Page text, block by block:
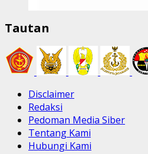
Tautan
Disclaimer
Redaksi
Pedoman Media Siber
Tentang Kami
Hubungi Kami